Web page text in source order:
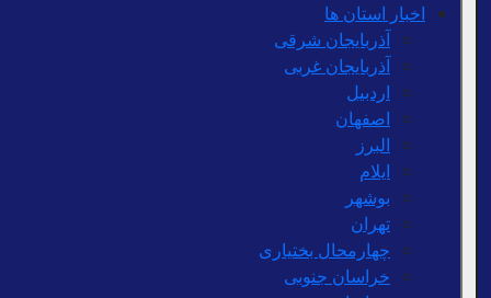
اخبار استان ها
آذربایجان شرقی
آذربایجان غربی
اردبیل
اصفهان
البرز
ایلام
بوشهر
تهران
چهارمحال بختیاری
خراسان جنوبی